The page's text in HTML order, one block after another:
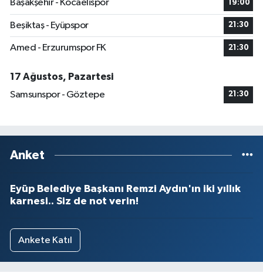
Başakşehir - Kocaelispor
19:00
Beşiktaş - Eyüpspor 21:30
Amed - Erzurumspor FK 21:30
17 Ağustos, Pazartesi
Samsunspor - Göztepe
21:30
Anket
Eyüp Belediye Başkanı Remzi Aydın'ın iki yıllık
karnesi.. Siz de not verin!
Ankete Katıl